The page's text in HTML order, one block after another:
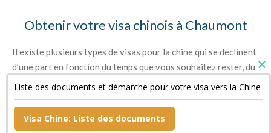
Obtenir votre visa chinois à Chaumont
Il existe plusieurs types de visas pour la chine qui se déclinent
d’une part en fonction du temps que vous souhaitez rester, du
nombre d’entrées et sorties que vous prévoyez de faire mais
aussi des raisons pour lesquelles vous souhaitez vous rendre
en Chine (raisons professionnelles, touristiques, étudiantes
notamment).
Liste des documents et démarche pour votre visa vers la Chine
Visa Chine: Liste des documents